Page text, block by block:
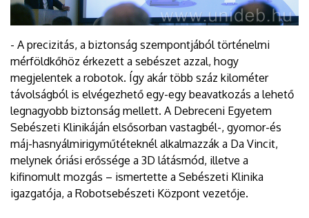
- A precizitás, a biztonság szempontjából történelmi
mérföldkőhöz érkezett a sebészet azzal, hogy
megjelentek a robotok. Így akár több száz kilométer
távolságból is elvégezhető egy-egy beavatkozás a lehető
legnagyobb biztonság mellett. A Debreceni Egyetem
Sebészeti Klinikáján elsősorban vastagbél-, gyomor-és
máj-hasnyálmirigyműtéteknél alkalmazzák a Da Vincit,
melynek óriási erőssége a 3D látásmód, illetve a
kifinomult mozgás – ismertette a Sebészeti Klinika
igazgatója, a Robotsebészeti Központ vezetője.